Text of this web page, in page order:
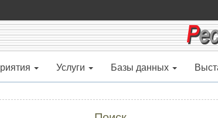
Услуги Базы данных